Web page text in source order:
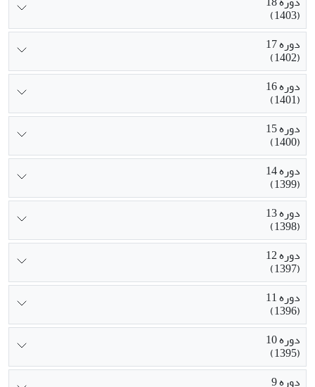
(1403)
دوره 17
(1402)
دوره 16
(1401)
دوره 15
(1400)
دوره 14
(1399)
دوره 13
(1398)
دوره 12
(1397)
دوره 11
(1396)
دوره 10
(1395)
دوره 9